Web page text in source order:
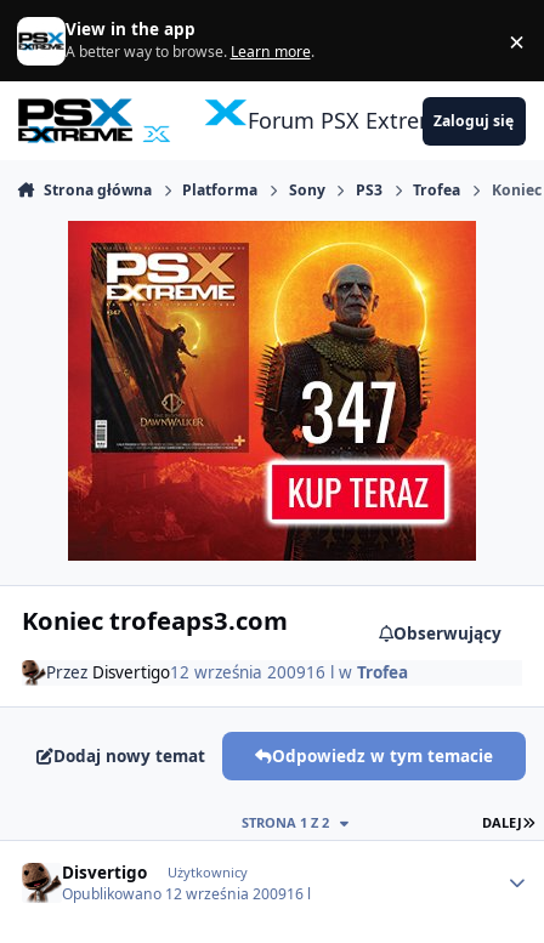
Skocz do zawartości
View in the app
A better way to browse. Learn more. ×
Forum PSX ExtremeZaloguj się
Strona główna Platforma Sony PS3 Trofea
Koniec trofeaps3.com
Obserwujący
Przez Disvertigo12 września 200916 l w Trofea
Dodaj nowy temat Odpowiedz w tym temacie
DALEJ
STRONA 1 Z 2
Disvertigo Użytkownicy
Opublikowano 12 września 200916 l